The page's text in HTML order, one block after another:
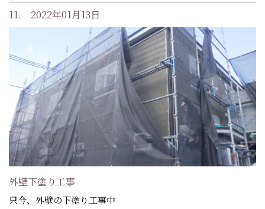
11. 2022年01月13日
外壁下塗り工事
只今、外壁の下塗り工事中